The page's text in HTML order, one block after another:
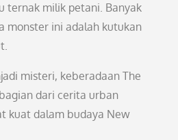
ternak milik petani. Banyak
monster ini adalah kutukan
misteri, keberadaan The
dari cerita urban
kuat dalam budaya New